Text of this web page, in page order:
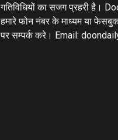
गतिविधियों का सजग प्रहरी है।
हमारे फोन नंबर के माध्यम या
पर सम्पर्क करे। Email: